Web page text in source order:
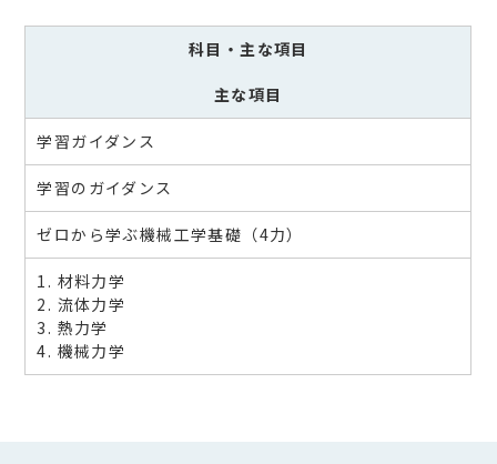
科目 ・主な項目
主な項目
学習ガイダンス
学習のガイダンス
ゼロから学ぶ機械工学基礎（4力）
1. 材料力学
2. 流体力学
3. 熱力学
4. 機械力学